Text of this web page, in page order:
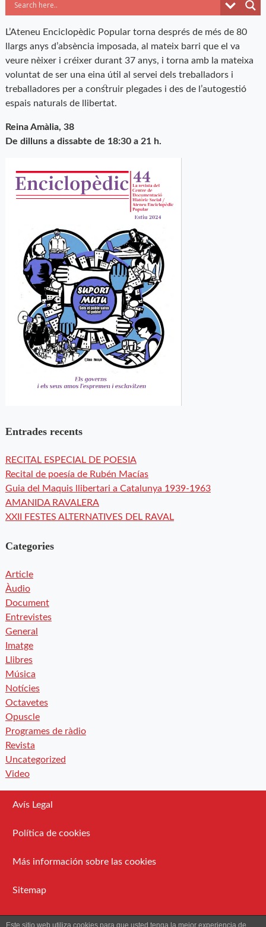
L’Ateneu Enciclopèdic Popular torna després de més de 80
llargs anys d’absència imposada, al mateix barri que el va
veure nèixer i créixer durant 37 anys, i torna amb la mateixa
voluntat de ser una eina útil al servei dels treballadors i
treballadores per a construir plegades i des de l’autogestió
espais naturals de llibertat.
Reina Amàlia, 38
De dilluns a dissabte de 18:30 a 21 h.
Entrades recents
RECITAL ESPECIAL DE POESIA
Recital de poesía de Rubén Macías
Guia del Maquis llibertari a Catalunya 1939-1963
AMANIDA RAVALERA
XXII FESTES ALTERNATIVES DEL RAVAL
Categories
Article
Àudio
Document
Entrevistes
General
Imatge
Llibres
Música
Notícies
Octavetes
Opuscle
Programes de ràdio
Revista
Uncategorized
Video
Avís Legal
Política de cookies
Más información sobre las cookies
Sitemap
Administració
Este sitio web utiliza cookies para que usted tenga la mejor experiencia de